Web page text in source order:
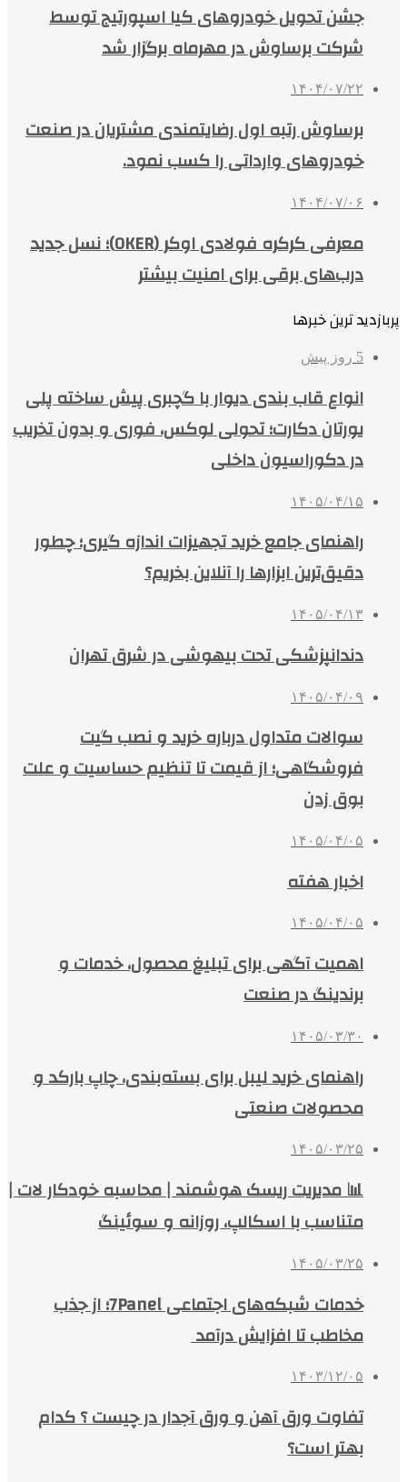
جشن تحویل خودروهای کیا اسپورتیج توسط
شرکت برساوش در مهرماه برگزار شد
۱۴۰۴/۰۷/۲۲
برساوش رتبه اول رضایتمندی مشتریان در صنعت
خودروهای وارداتی را کسب نمود.
۱۴۰۴/۰۷/۰۶
معرفی کرکره فولادی اوکر (OKER)؛ نسل جدید
درب‌های برقی برای امنیت بیشتر
پربازدید ترین خبرها
5 روز پیش
انواع قاب بندی دیوار با گچبری پیش ساخته پلی
یورتان دکارت؛ تحولی لوکس، فوری و بدون تخریب
در دکوراسیون داخلی
۱۴۰۵/۰۴/۱۵
راهنمای جامع خرید تجهیزات اندازه گیری؛ چطور
دقیق‌ترین ابزارها را آنلاین بخریم؟
۱۴۰۵/۰۴/۱۳
دندانپزشکی تحت بیهوشی در شرق تهران
۱۴۰۵/۰۴/۰۹
سوالات متداول درباره خرید و نصب گیت
فروشگاهی؛ از قیمت تا تنظیم حساسیت و علت
بوق زدن
۱۴۰۵/۰۴/۰۵
اخبار هفته
۱۴۰۵/۰۴/۰۵
اهمیت آگهی برای تبلیغ محصول، خدمات و
برندینگ در صنعت
۱۴۰۵/۰۳/۳۰
راهنمای خرید لیبل برای بسته‌بندی، چاپ بارکد و
محصولات صنعتی
۱۴۰۵/۰۳/۲۵
📊 مدیریت ریسک هوشمند | محاسبه خودکار لات |
متناسب با اسکالپ، روزانه و سوئینگ
۱۴۰۵/۰۳/۲۵
خدمات شبکه‌های اجتماعی 7Panel؛ از جذب
مخاطب تا افزایش درآمد
۱۴۰۳/۱۲/۰۵
تفاوت ورق آهن و ورق آجدار در چیست ؟ کدام
بهتر است؟